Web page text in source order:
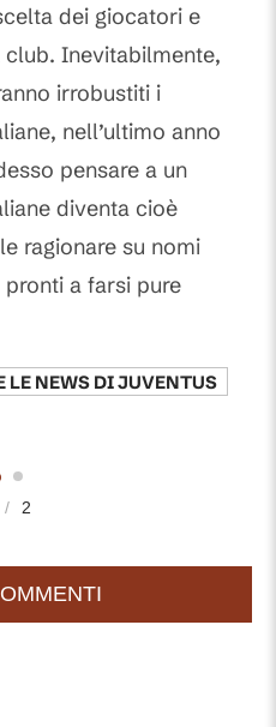
dei giocatori e
Inevitabilmente,
irrobustiti i
nell’ultimo anno
pensare a un
diventa cioè
ragionare su nomi
a farsi pure
LE NEWS DIJUVENTUS
/ 2